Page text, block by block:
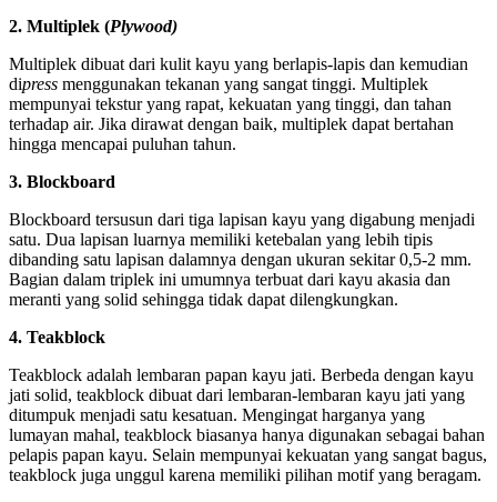
2. Multiplek (Plywood)
Multiplek dibuat dari kulit kayu yang berlapis-lapis dan kemudian
dipress menggunakan tekanan yang sangat tinggi. Multiplek
mempunyai tekstur yang rapat, kekuatan yang tinggi, dan tahan
terhadap air. Jika dirawat dengan baik, multiplek dapat bertahan
hingga mencapai puluhan tahun.
3. Blockboard
Blockboard tersusun dari tiga lapisan kayu yang digabung menjadi
satu. Dua lapisan luarnya memiliki ketebalan yang lebih tipis
dibanding satu lapisan dalamnya dengan ukuran sekitar 0,5-2 mm.
Bagian dalam triplek ini umumnya terbuat dari kayu akasia dan
meranti yang solid sehingga tidak dapat dilengkungkan.
4. Teakblock
Teakblock adalah lembaran papan kayu jati. Berbeda dengan kayu
jati solid, teakblock dibuat dari lembaran-lembaran kayu jati yang
ditumpuk menjadi satu kesatuan. Mengingat harganya yang
lumayan mahal, teakblock biasanya hanya digunakan sebagai bahan
pelapis papan kayu. Selain mempunyai kekuatan yang sangat bagus,
teakblock juga unggul karena memiliki pilihan motif yang beragam.